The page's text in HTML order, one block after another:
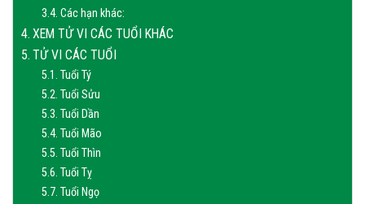
Các hạn khác:
XEM TỬ VI CÁC TUỔI KHÁC
TỬ VI CÁC TUỔI
Tuổi Tý
Tuổi Sửu
Tuổi Dần
Tuổi Mão
Tuổi Thìn
Tuổi Tỵ
Tuổi Ngọ